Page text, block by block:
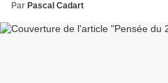
Par Pascal Cadart